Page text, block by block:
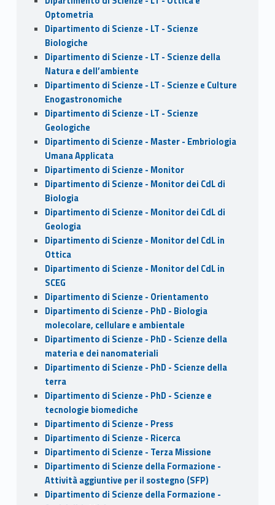
Optometria
Dipartimento di Scienze - LT - Scienze
Biologiche
Dipartimento di Scienze - LT - Scienze della
Natura e dell’ambiente
Dipartimento di Scienze - LT - Scienze e Culture
Enogastronomiche
Dipartimento di Scienze - LT - Scienze
Geologiche
Dipartimento di Scienze - Master - Embriologia
Umana Applicata
Dipartimento di Scienze - Monitor
Dipartimento di Scienze - Monitor dei CdL di
Biologia
Dipartimento di Scienze - Monitor dei CdL di
Geologia
Dipartimento di Scienze - Monitor del CdL in
Ottica
Dipartimento di Scienze - Monitor del CdL in
SCEG
Dipartimento di Scienze - Orientamento
Dipartimento di Scienze - PhD - Biologia
molecolare, cellulare e ambientale
Dipartimento di Scienze - PhD - Scienze della
materia e dei nanomateriali
Dipartimento di Scienze - PhD - Scienze della
terra
Dipartimento di Scienze - PhD - Scienze e
tecnologie biomediche
Dipartimento di Scienze - Press
Dipartimento di Scienze - Ricerca
Dipartimento di Scienze - Terza Missione
Dipartimento di Scienze della Formazione -
Attività aggiuntive per il sostegno (SFP)
Dipartimento di Scienze della Formazione -